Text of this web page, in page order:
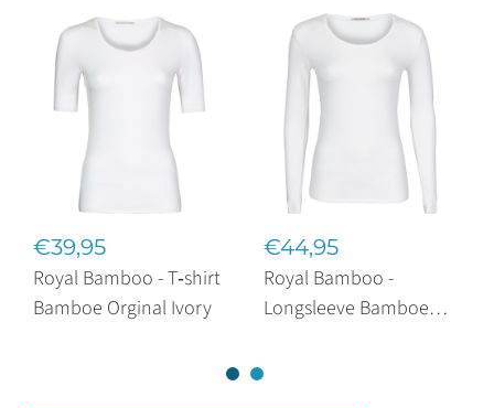
€39,95
Royal Bamboo - T‑shirt
Bamboe Orginal Ivory
€44,95
Royal Bamboo -
Longsleeve Bamboe